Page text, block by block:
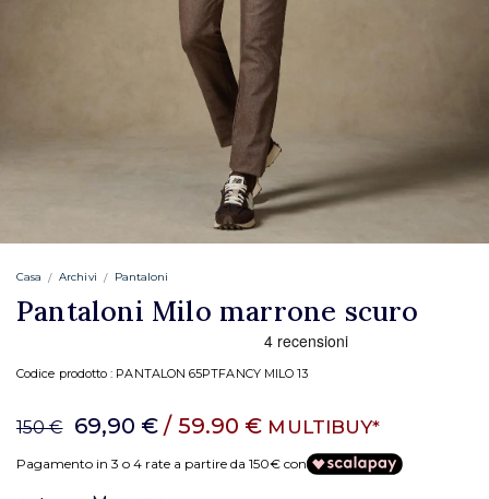
Casa Archivi Pantaloni
Pantaloni Milo marrone scuro
Codice prodotto : PANTALON 65PTFANCY MILO 13
150 € 69,90 € / 59.90 € MULTIBUY*
Pagamento in 3 o 4 rate a partire da 150€ con